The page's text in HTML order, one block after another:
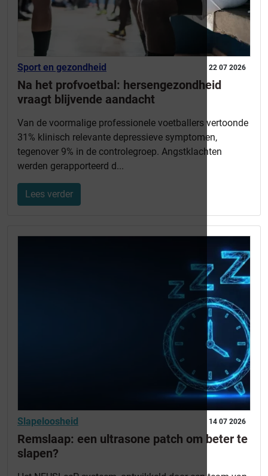
22 07 2026
Sport en gezondheid
Na het profvoetbal: hersengezondheid
vraagt blijvende aandacht
Van de voormalige professionele voetballers vertoonde
31% klinisch relevante depressieve symptomen,
tegenover 9% in de controlegroep. Angstklachten
werden gerapporteerd d...
Lees verder
14 07 2026
Slapeloosheid
Remslaap: een ultrasone patch om beter te
slapen?